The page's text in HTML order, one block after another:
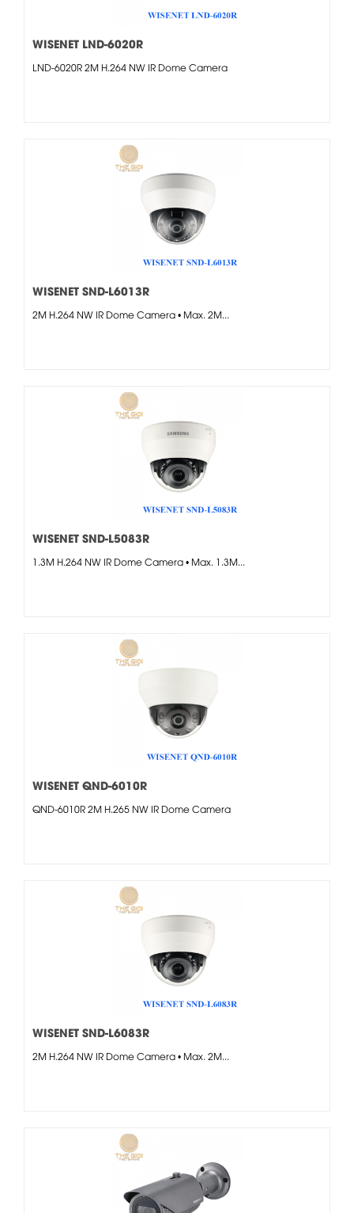
WISENET LND-6020R
LND-6020R 2M H.264 NW IR Dome Camera
WISENET SND-L6013R
2M H.264 NW IR Dome Camera • Max. 2M...
WISENET SND-L5083R
1.3M H.264 NW IR Dome Camera • Max. 1.3M...
WISENET QND-6010R
QND-6010R 2M H.265 NW IR Dome Camera
WISENET SND-L6083R
2M H.264 NW IR Dome Camera • Max. 2M...